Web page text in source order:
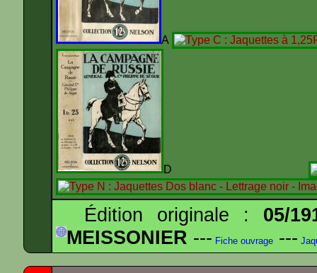
A
D
Édition originale : 05/
MEISSONIER --- Fiche ouvrage ---